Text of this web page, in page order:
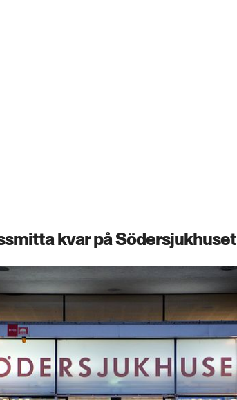
kvar på Södersjukhuset